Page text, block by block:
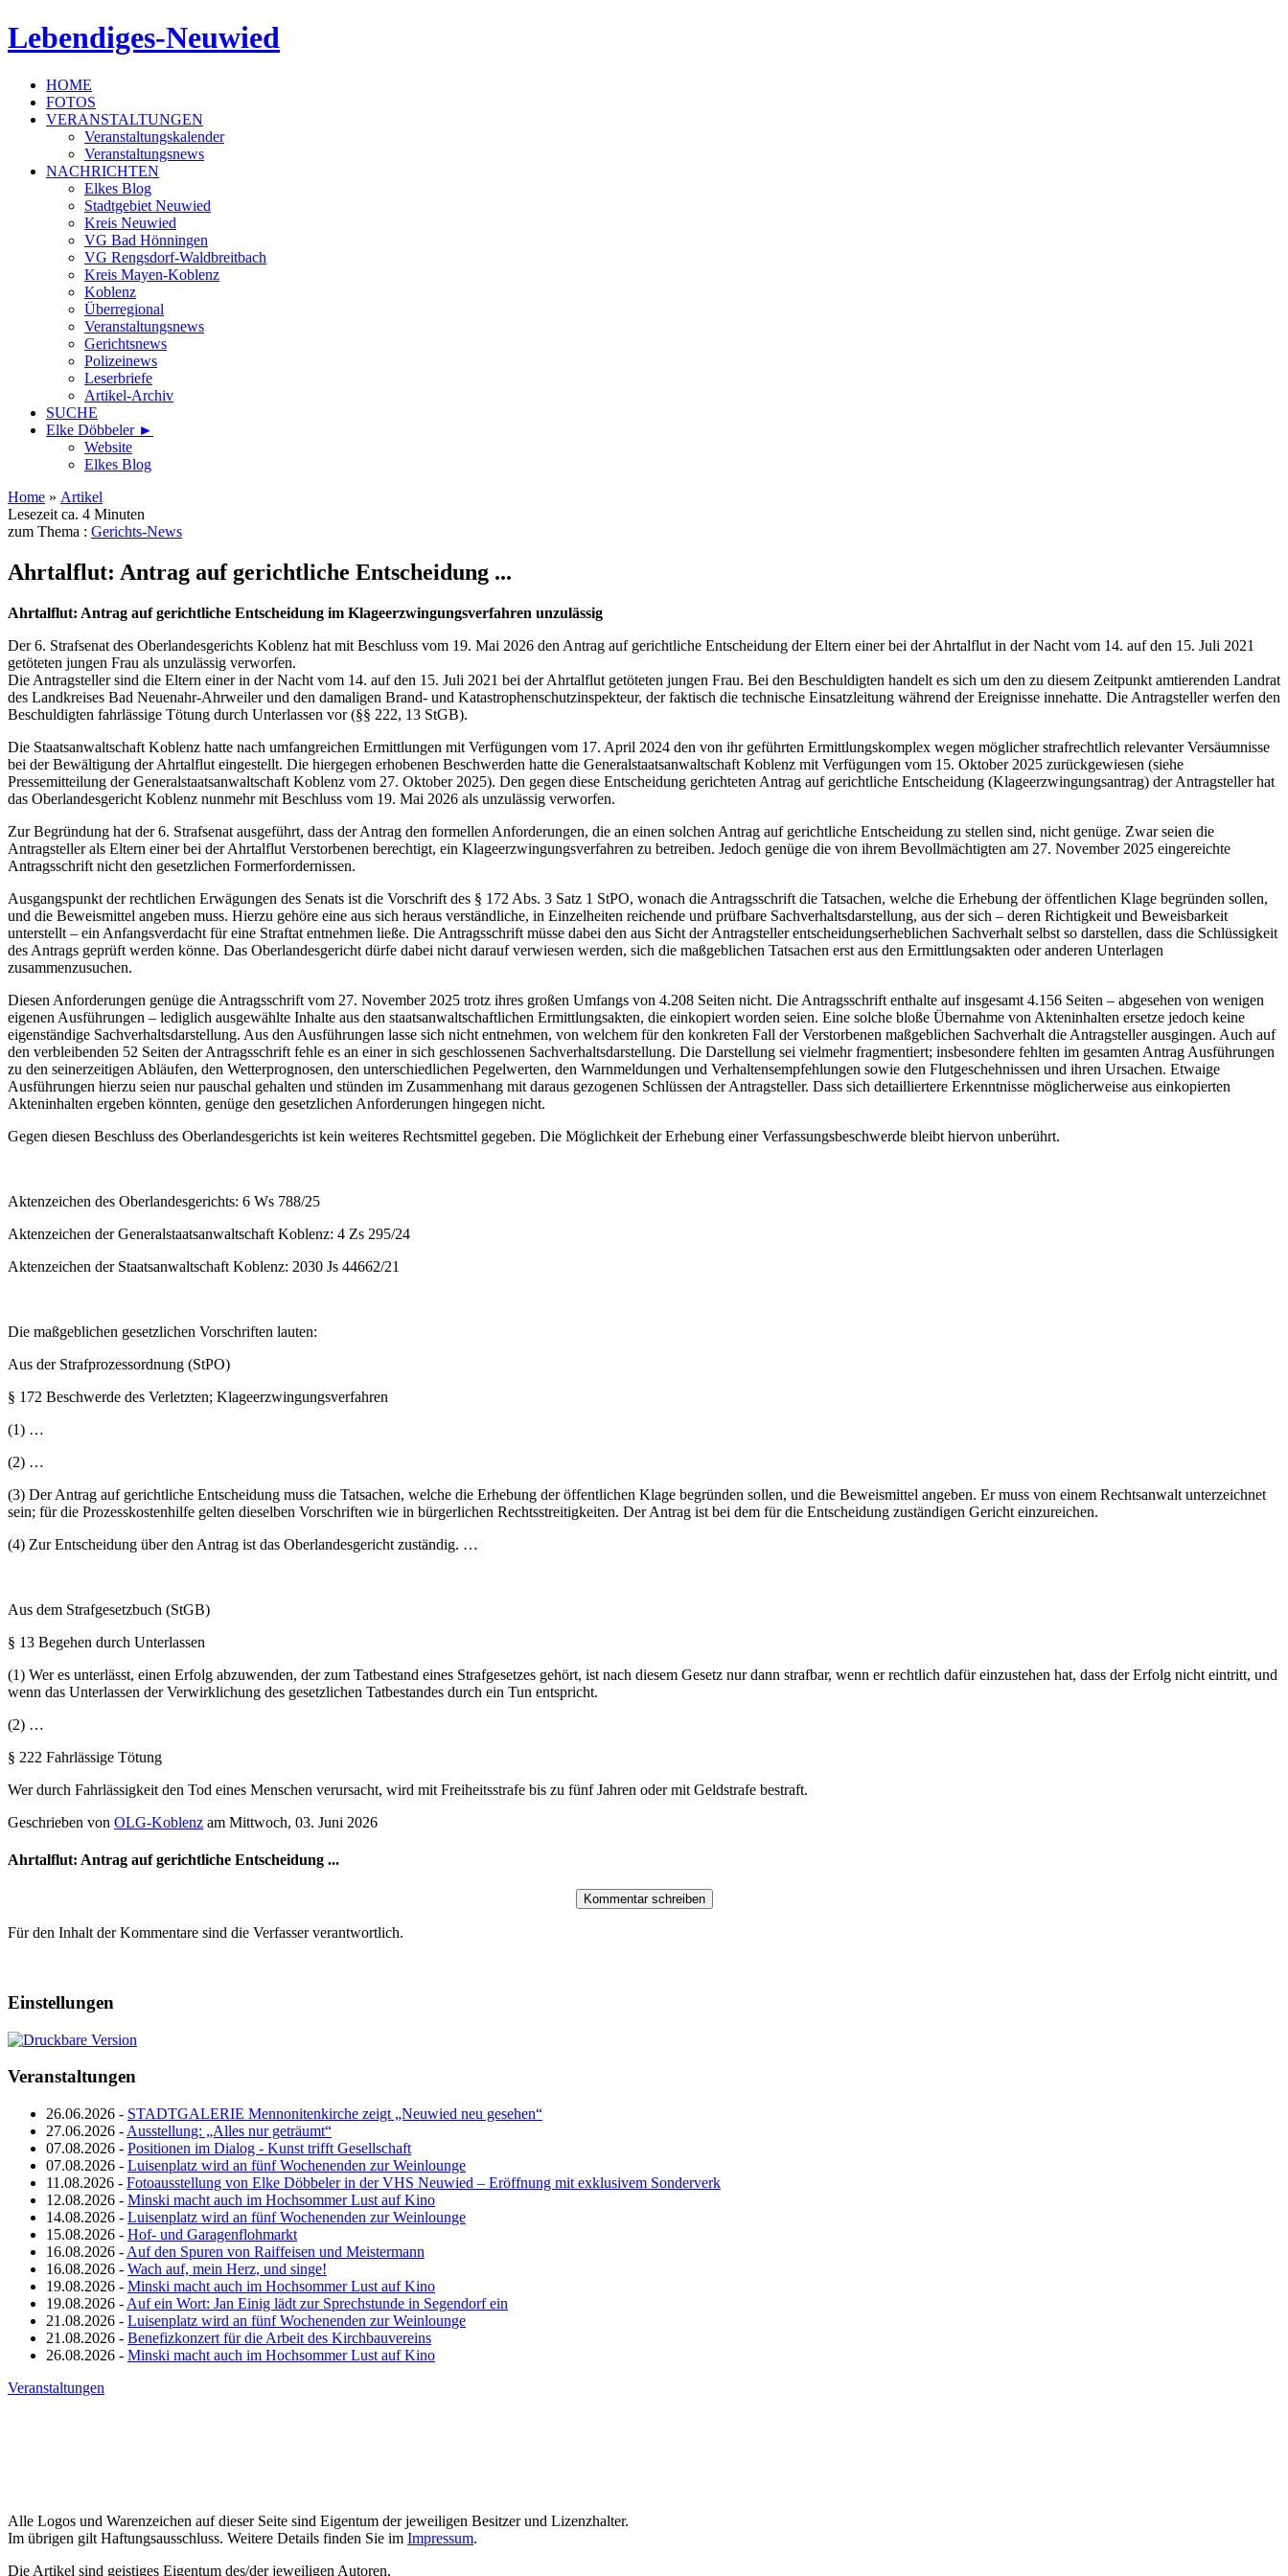
Lebendiges-Neuwied
HOME
FOTOS
VERANSTALTUNGEN
Veranstaltungskalender
Veranstaltungsnews
NACHRICHTEN
Elkes Blog
Stadtgebiet Neuwied
Kreis Neuwied
VG Bad Hönningen
VG Rengsdorf-Waldbreitbach
Kreis Mayen-Koblenz
Koblenz
Überregional
Veranstaltungsnews
Gerichtsnews
Polizeinews
Leserbriefe
Artikel-Archiv
SUCHE
Elke Döbbeler ►
Website
Elkes Blog
Home » Artikel
Lesezeit ca. 4 Minuten
zum Thema : Gerichts-News
Ahrtalflut: Antrag auf gerichtliche Entscheidung ...
Ahrtalflut: Antrag auf gerichtliche Entscheidung im Klageerzwingungsverfahren unzulässig
Der 6. Strafsenat des Oberlandesgerichts Koblenz hat mit Beschluss vom 19. Mai 2026 den Antrag auf gerichtliche Entscheidung der Eltern einer bei der Ahrtalflut in der Nacht vom 14. auf den 15. Juli 2021
getöteten jungen Frau als unzulässig verworfen.
Die Antragsteller sind die Eltern einer in der Nacht vom 14. auf den 15. Juli 2021 bei der Ahrtalflut getöteten jungen Frau. Bei den Beschuldigten handelt es sich um den zu diesem Zeitpunkt amtierenden Landrat
des Landkreises Bad Neuenahr-Ahrweiler und den damaligen Brand- und Katastrophenschutzinspekteur, der faktisch die technische Einsatzleitung während der Ereignisse innehatte. Die Antragsteller werfen den
Beschuldigten fahrlässige Tötung durch Unterlassen vor (§§ 222, 13 StGB).
Die Staatsanwaltschaft Koblenz hatte nach umfangreichen Ermittlungen mit Verfügungen vom 17. April 2024 den von ihr geführten Ermittlungskomplex wegen möglicher strafrechtlich relevanter Versäumnisse
bei der Bewältigung der Ahrtalflut eingestellt. Die hiergegen erhobenen Beschwerden hatte die Generalstaatsanwaltschaft Koblenz mit Verfügungen vom 15. Oktober 2025 zurückgewiesen (siehe
Pressemitteilung der Generalstaatsanwaltschaft Koblenz vom 27. Oktober 2025). Den gegen diese Entscheidung gerichteten Antrag auf gerichtliche Entscheidung (Klageerzwingungsantrag) der Antragsteller hat
das Oberlandesgericht Koblenz nunmehr mit Beschluss vom 19. Mai 2026 als unzulässig verworfen.
Zur Begründung hat der 6. Strafsenat ausgeführt, dass der Antrag den formellen Anforderungen, die an einen solchen Antrag auf gerichtliche Entscheidung zu stellen sind, nicht genüge. Zwar seien die
Antragsteller als Eltern einer bei der Ahrtalflut Verstorbenen berechtigt, ein Klageerzwingungsverfahren zu betreiben. Jedoch genüge die von ihrem Bevollmächtigten am 27. November 2025 eingereichte
Antragsschrift nicht den gesetzlichen Formerfordernissen.
Ausgangspunkt der rechtlichen Erwägungen des Senats ist die Vorschrift des § 172 Abs. 3 Satz 1 StPO, wonach die Antragsschrift die Tatsachen, welche die Erhebung der öffentlichen Klage begründen sollen,
und die Beweismittel angeben muss. Hierzu gehöre eine aus sich heraus verständliche, in Einzelheiten reichende und prüfbare Sachverhaltsdarstellung, aus der sich – deren Richtigkeit und Beweisbarkeit
unterstellt – ein Anfangsverdacht für eine Straftat entnehmen ließe. Die Antragsschrift müsse dabei den aus Sicht der Antragsteller entscheidungserheblichen Sachverhalt selbst so darstellen, dass die Schlüssigkeit
des Antrags geprüft werden könne. Das Oberlandesgericht dürfe dabei nicht darauf verwiesen werden, sich die maßgeblichen Tatsachen erst aus den Ermittlungsakten oder anderen Unterlagen
zusammenzusuchen.
Diesen Anforderungen genüge die Antragsschrift vom 27. November 2025 trotz ihres großen Umfangs von 4.208 Seiten nicht. Die Antragsschrift enthalte auf insgesamt 4.156 Seiten – abgesehen von wenigen
eigenen Ausführungen – lediglich ausgewählte Inhalte aus den staatsanwaltschaftlichen Ermittlungsakten, die einkopiert worden seien. Eine solche bloße Übernahme von Akteninhalten ersetze jedoch keine
eigenständige Sachverhaltsdarstellung. Aus den Ausführungen lasse sich nicht entnehmen, von welchem für den konkreten Fall der Verstorbenen maßgeblichen Sachverhalt die Antragsteller ausgingen. Auch auf
den verbleibenden 52 Seiten der Antragsschrift fehle es an einer in sich geschlossenen Sachverhaltsdarstellung. Die Darstellung sei vielmehr fragmentiert; insbesondere fehlten im gesamten Antrag Ausführungen
zu den seinerzeitigen Abläufen, den Wetterprognosen, den unterschiedlichen Pegelwerten, den Warnmeldungen und Verhaltensempfehlungen sowie den Flutgeschehnissen und ihren Ursachen. Etwaige
Ausführungen hierzu seien nur pauschal gehalten und stünden im Zusammenhang mit daraus gezogenen Schlüssen der Antragsteller. Dass sich detailliertere Erkenntnisse möglicherweise aus einkopierten
Akteninhalten ergeben könnten, genüge den gesetzlichen Anforderungen hingegen nicht.
Gegen diesen Beschluss des Oberlandesgerichts ist kein weiteres Rechtsmittel gegeben. Die Möglichkeit der Erhebung einer Verfassungsbeschwerde bleibt hiervon unberührt.
Aktenzeichen des Oberlandesgerichts: 6 Ws 788/25
Aktenzeichen der Generalstaatsanwaltschaft Koblenz: 4 Zs 295/24
Aktenzeichen der Staatsanwaltschaft Koblenz: 2030 Js 44662/21
Die maßgeblichen gesetzlichen Vorschriften lauten:
Aus der Strafprozessordnung (StPO)
§ 172 Beschwerde des Verletzten; Klageerzwingungsverfahren
(1) …
(2) …
(3) Der Antrag auf gerichtliche Entscheidung muss die Tatsachen, welche die Erhebung der öffentlichen Klage begründen sollen, und die Beweismittel angeben. Er muss von einem Rechtsanwalt unterzeichnet
sein; für die Prozesskostenhilfe gelten dieselben Vorschriften wie in bürgerlichen Rechtsstreitigkeiten. Der Antrag ist bei dem für die Entscheidung zuständigen Gericht einzureichen.
(4) Zur Entscheidung über den Antrag ist das Oberlandesgericht zuständig. …
Aus dem Strafgesetzbuch (StGB)
§ 13 Begehen durch Unterlassen
(1) Wer es unterlässt, einen Erfolg abzuwenden, der zum Tatbestand eines Strafgesetzes gehört, ist nach diesem Gesetz nur dann strafbar, wenn er rechtlich dafür einzustehen hat, dass der Erfolg nicht eintritt, und
wenn das Unterlassen der Verwirklichung des gesetzlichen Tatbestandes durch ein Tun entspricht.
(2) …
§ 222 Fahrlässige Tötung
Wer durch Fahrlässigkeit den Tod eines Menschen verursacht, wird mit Freiheitsstrafe bis zu fünf Jahren oder mit Geldstrafe bestraft.
Geschrieben von OLG-Koblenz am Mittwoch, 03. Juni 2026
Ahrtalflut: Antrag auf gerichtliche Entscheidung ...
Für den Inhalt der Kommentare sind die Verfasser verantwortlich.
Einstellungen
Veranstaltungen
26.06.2026 - STADTGALERIE Mennonitenkirche zeigt „Neuwied neu gesehen“
27.06.2026 - Ausstellung: „Alles nur geträumt“
07.08.2026 - Positionen im Dialog - Kunst trifft Gesellschaft
07.08.2026 - Luisenplatz wird an fünf Wochenenden zur Weinlounge
11.08.2026 - Fotoausstellung von Elke Döbbeler in der VHS Neuwied – Eröffnung mit exklusivem Sonderverk
12.08.2026 - Minski macht auch im Hochsommer Lust auf Kino
14.08.2026 - Luisenplatz wird an fünf Wochenenden zur Weinlounge
15.08.2026 - Hof- und Garagenflohmarkt
16.08.2026 - Auf den Spuren von Raiffeisen und Meistermann
16.08.2026 - Wach auf, mein Herz, und singe!
19.08.2026 - Minski macht auch im Hochsommer Lust auf Kino
19.08.2026 - Auf ein Wort: Jan Einig lädt zur Sprechstunde in Segendorf ein
21.08.2026 - Luisenplatz wird an fünf Wochenenden zur Weinlounge
21.08.2026 - Benefizkonzert für die Arbeit des Kirchbauvereins
26.08.2026 - Minski macht auch im Hochsommer Lust auf Kino
Veranstaltungen
Alle Logos und Warenzeichen auf dieser Seite sind Eigentum der jeweiligen Besitzer und Lizenzhalter.
Im übrigen gilt Haftungsausschluss. Weitere Details finden Sie im Impressum.
Die Artikel sind geistiges Eigentum des/der jeweiligen Autoren,